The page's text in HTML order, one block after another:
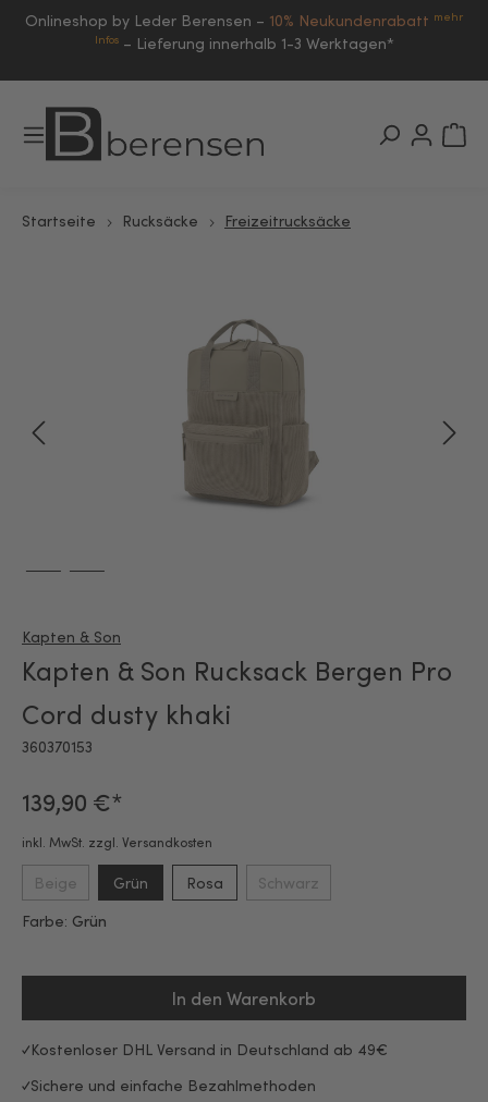
Onlineshop by Leder Berensen – 10% Neukundenrabatt mehr
Infos – Lieferung innerhalb 1-3 Werktagen*
Startseite Rucksäcke Freizeitrucksäcke
Kapten & Son
Kapten & Son Rucksack Bergen Pro
Cord dusty khaki
360370153
139,90 €*
inkl. MwSt. zzgl. Versandkosten
Beige Grün Rosa
Schwarz
Farbe: Grün
In den Warenkorb
Kostenloser DHL Versand in Deutschland ab 49€
Sichere und einfache Bezahlmethoden